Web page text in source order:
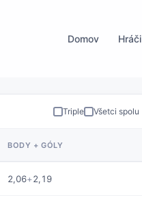
Domov Hráči
Triple Všetci spolu
BODY + GÓLY
2,06+2,19